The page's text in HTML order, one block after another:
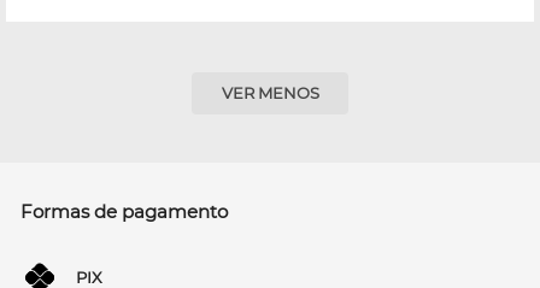
VER MENOS
Formas de pagamento
PIX